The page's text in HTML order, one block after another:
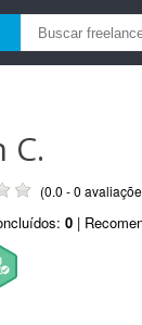
C.
(0.0 - 0
0 |